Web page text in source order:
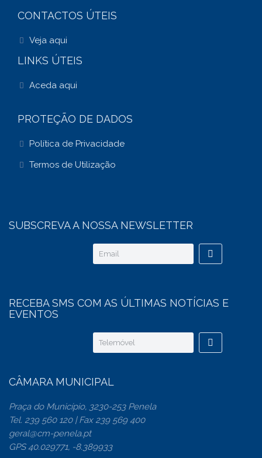
CONTACTOS ÚTEIS
Veja aqui
LINKS ÚTEIS
Aceda aqui
PROTEÇÃO DE DADOS
Política de Privacidade
Termos de Utilização
SUBSCREVA A NOSSA NEWSLETTER
RECEBA SMS COM AS ÚLTIMAS NOTÍCIAS E
EVENTOS
CÂMARA MUNICIPAL
Praça do Município, 3230-253 Penela
Tel. 239 560 120 | Fax 239 569 400
geral@cm-penela.pt
GPS 40.029771, -8.389933